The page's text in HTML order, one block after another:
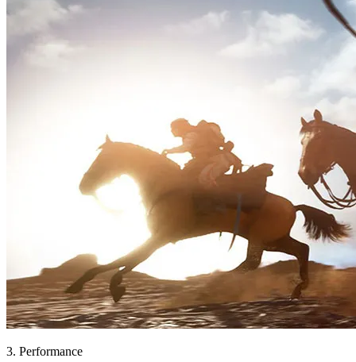
3. Performance